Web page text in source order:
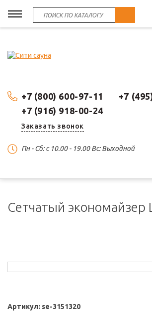
+7 (800) 600-97-11
+7
+7 (916) 918-00-24
Заказать звонок
Пн - Сб: c 10.00 - 19.00 Вс: Выходной
Сетчатый экономайзер
Артикул: se-3151320